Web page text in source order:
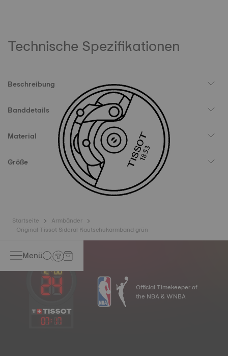
Technische Spezifikationen
Beschreibung
Banddetails
Material
Größe
Startseite
Armbänder
Original Tissot Sideral Kautschukarmband grün
Menü
07: 17
Official Timekeeper of
the NBA & WNBA